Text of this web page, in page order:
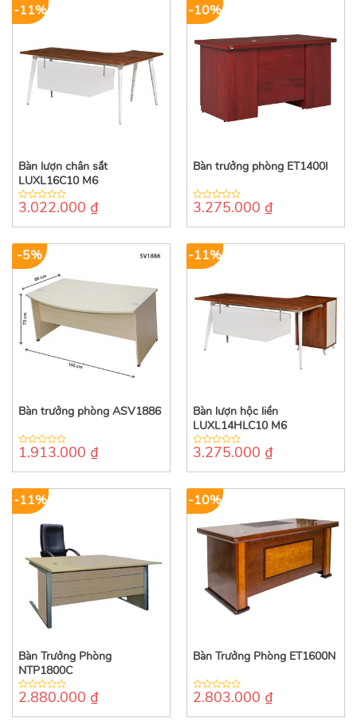
-11%
Bàn lượn chân sắt
LUXL16C10 M6
0
of
3.022.000 ₫
-10%
Bàn trưởng phòng ET1400I
0
of
3.275.000 ₫
-5%
Bàn trưởng phòng ASV1886
0
of
1.913.000 ₫
-11%
Bàn lượn hộc liền
LUXL14HLC10 M6
0
of
3.275.000 ₫
-11%
Bàn Trưởng Phòng
NTP1800C
0
of
2.880.000 ₫
-10%
Bàn Trưởng Phòng ET1600N
0
of
2.803.000 ₫